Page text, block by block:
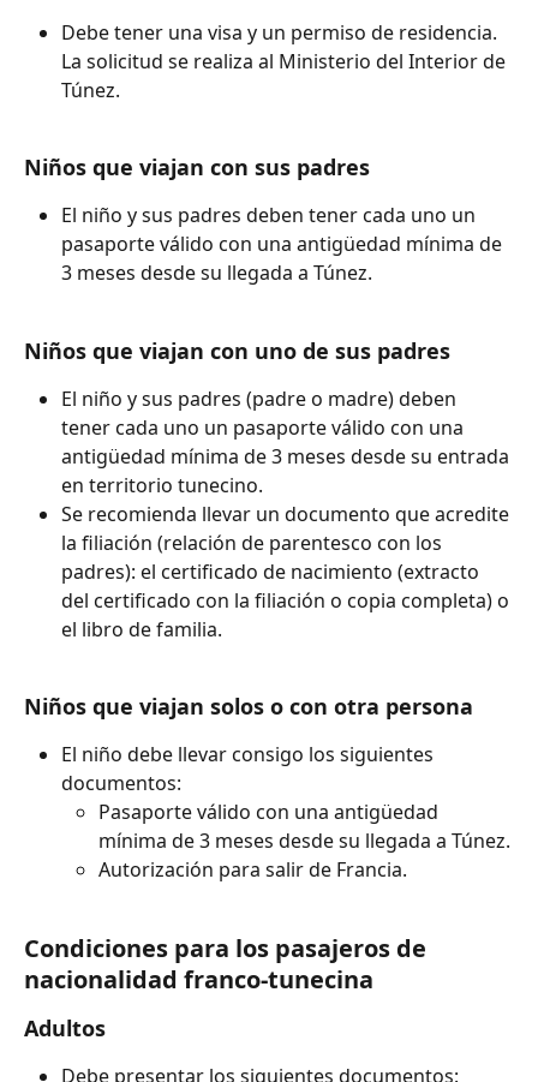
Debe tener una visa y un permiso de residencia.
La solicitud se realiza al Ministerio del Interior de
Túnez.
Niños que viajan con sus padres
El niño y sus padres deben tener cada uno un
pasaporte válido con una antigüedad mínima de
3 meses desde su llegada a Túnez.
Niños que viajan con uno de sus padres
El niño y sus padres (padre o madre) deben
tener cada uno un pasaporte válido con una
antigüedad mínima de 3 meses desde su entrada
en territorio tunecino.
Se recomienda llevar un documento que acredite
la filiación (relación de parentesco con los
padres): el certificado de nacimiento (extracto
del certificado con la filiación o copia completa) o
el libro de familia.
Niños que viajan solos o con otra persona
El niño debe llevar consigo los siguientes
documentos:
Pasaporte válido con una antigüedad
mínima de 3 meses desde su llegada a Túnez.
Autorización para salir de Francia.
Condiciones para los pasajeros de
nacionalidad franco-tunecina
Adultos
Debe presentar los siguientes documentos: